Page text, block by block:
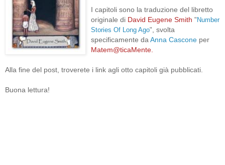
I capitoli sono la traduzione del libretto
originale di David Eugene Smith "Number
Stories Of Long Ago" , svolta
specificamente da Anna Cascone per
Matem@ticaMente.
Alla fine del post, troverete i link agli otto capitoli già pubblicati.
Buona lettura!